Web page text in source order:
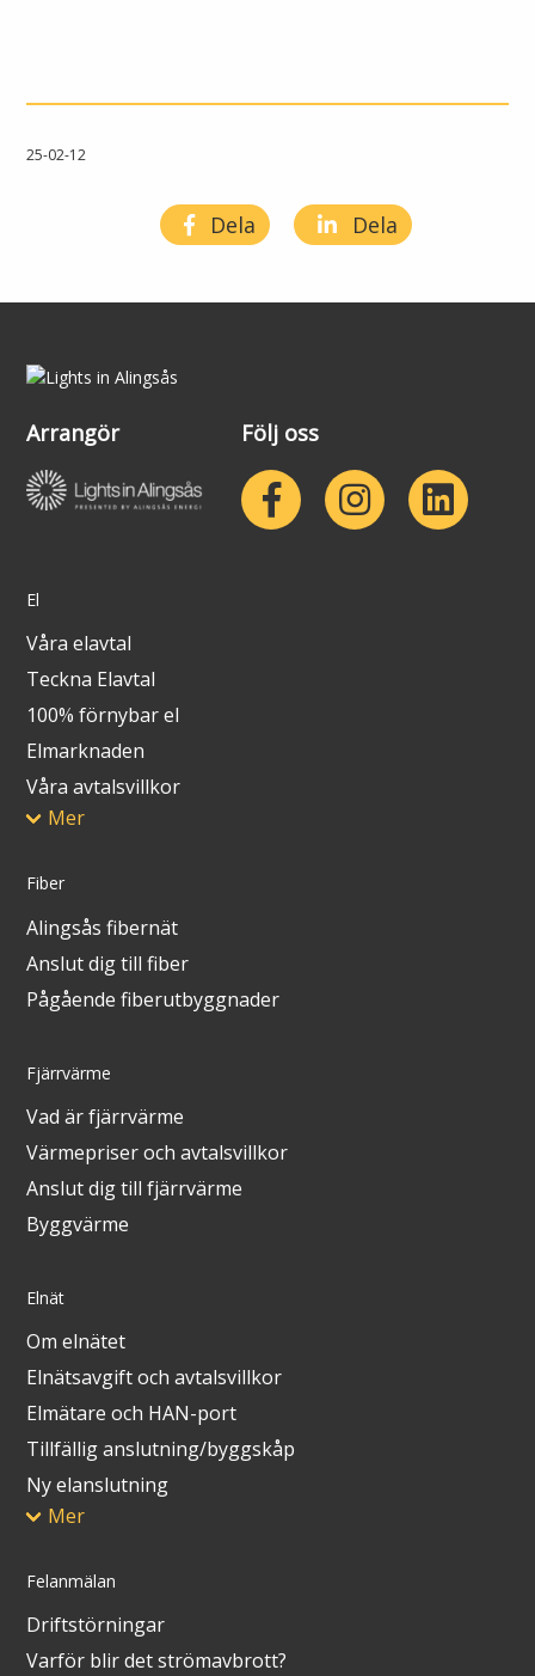
Årsredovisning
Visselblåsarfunktion
Integritetsinformation
25-02-12
Dela Dela
Arrangör Följ oss
El
Våra elavtal
Teckna Elavtal
100% förnybar el
Elmarknaden
Våra avtalsvillkor
Mer
Fiber
Alingsås fibernät
Anslut dig till fiber
Pågående fiberutbyggnader
Fjärrvärme
Vad är fjärrvärme
Värmepriser och avtalsvillkor
Anslut dig till fjärrvärme
Byggvärme
Elnät
Om elnätet
Elnätsavgift och avtalsvillkor
Elmätare och HAN-port
Tillfällig anslutning/byggskåp
Ny elanslutning
Mer
Felanmälan
Driftstörningar
Varför blir det strömavbrott?